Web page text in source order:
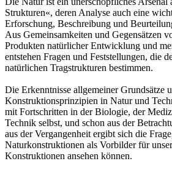
Strukturen«, deren Analyse auch eine
Erforschung, Beschreibung und
Aus Gemeinsamkeiten und Gegensätzen
Produkten natürlicher Entwicklung und
entstehen Fragen und Feststellungen, die
natürlichen Tragstrukturen bestimmen.
Die Erkenntnisse allgemeiner Grundsätze
Konstruktionsprinzipien in Natur und
mit Fortschritten in der Biologie, der
Technik selbst, und schon aus der
aus der Vergangenheit ergibt sich die
Naturkonstruktionen als Vorbilder für
Konstruktionen ansehen können.